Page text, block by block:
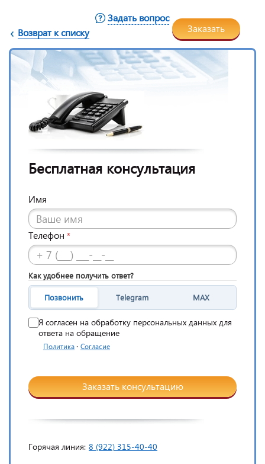
Возврат к списку
Задать вопрос
Заказать
Бесплатная консультация
Имя
Телефон *
Как удобнее получить ответ?
Позвонить Telegram MAX
Я согласен на обработку персональных данных для
ответа на обращение
Политика · Согласие
Заказать консультацию
Горячая линия: 8 (922) 315-40-40